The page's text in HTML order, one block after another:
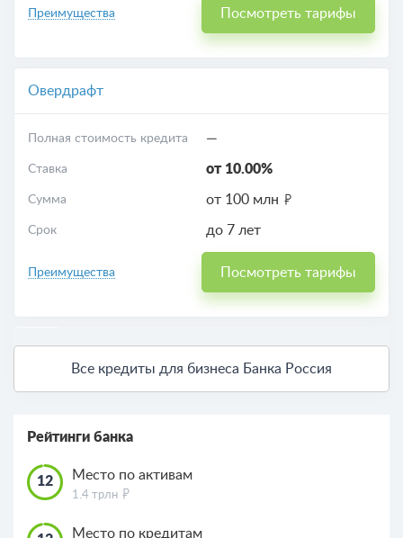
Преимущества Посмотреть тарифы
Овердрафт
Полная стоимость кредита —
Ставка от 10.00%
Сумма от 100 млн
Срок до 7 лет
Преимущества Посмотреть тарифы
Все кредиты для бизнеса Банка Россия
Рейтинги банка
12 Место по активам
1.4 трлн
Место по кредитам